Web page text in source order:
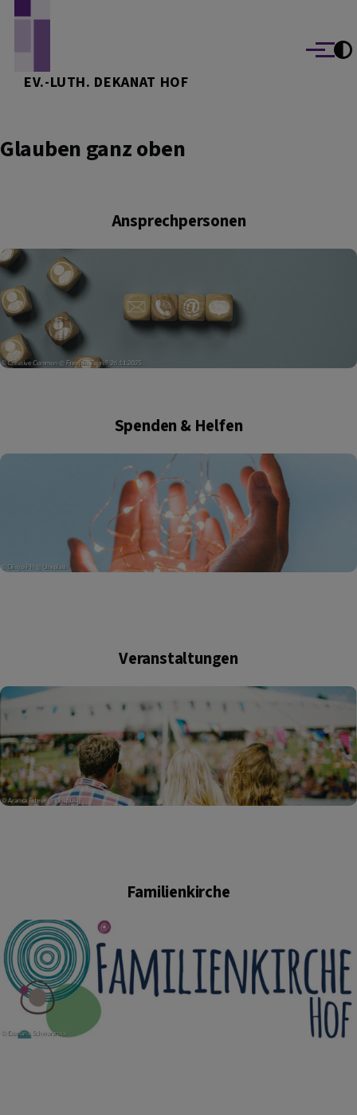
EV.-LUTH. DEKANAT HOF
Menü
Glauben ganz oben
Ansprechpersonen
Spenden & Helfen
Veranstaltungen
Familienkirche